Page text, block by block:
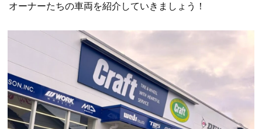
オーナーたちの車両を紹介していきましょう！